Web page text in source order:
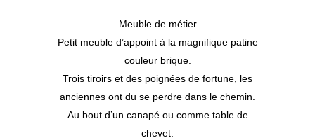
Meuble de métier
Petit meuble d’appoint à la magnifique patine
couleur brique.
Trois tiroirs et des poignées de fortune, les
anciennes ont du se perdre dans le chemin.
Au bout d’un canapé ou comme table de
chevet.